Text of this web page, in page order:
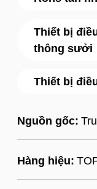
Thiết bị
thông sưởi
Thiết bị
Nguồn gốc:
Hàng hiệu: